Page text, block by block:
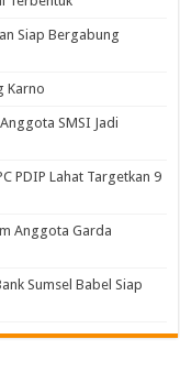
Siap Bergabung
Karno
SMSI Jadi
PDIP Lahat Targetkan 9
Anggota Garda
Sumsel Babel Siap